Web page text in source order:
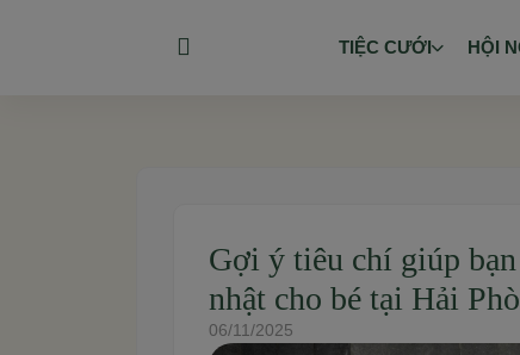
TIỆC CƯỚI HỘI
Gợi ý tiêu chí giúp
nhật cho bé tại Hải
06/11/2025